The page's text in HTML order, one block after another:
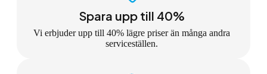
Spara upp till 40%
Vi erbjuder upp till 40% lägre priser än många andra
serviceställen.